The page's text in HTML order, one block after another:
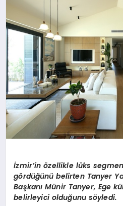
İzmir’in özellikle lüks
gördüğünü belirten Tanyer
Başkanı Münir Tanyer, Ege
belirleyici olduğunu söyledi.